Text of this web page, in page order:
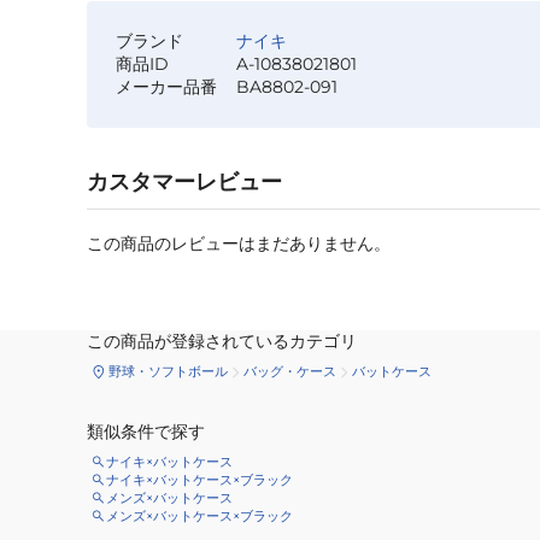
ブランド
ナイキ
商品ID
A-10838021801
メーカー品番
BA8802-091
カスタマーレビュー
この商品のレビューはまだありません。
この商品が登録されているカテゴリ
野球・ソフトボール バッグ・ケース バットケース
類似条件で探す
ナイキ×バットケース
ナイキ×バットケース×ブラック
メンズ×バットケース
メンズ×バットケース×ブラック